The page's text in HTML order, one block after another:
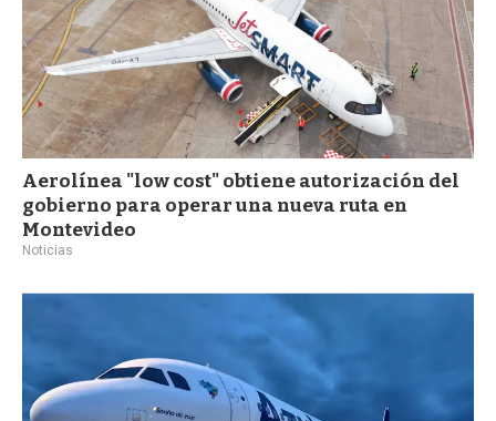
Aerolínea "low cost" obtiene autorización del
gobierno para operar una nueva ruta en
Montevideo
Noticias